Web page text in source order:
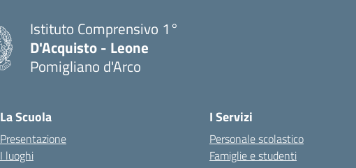
Istituto Comprensivo 1°
D'Acquisto - Leone
Pomigliano d'Arco
La Scuola
Presentazione
I luoghi
I Servizi
Personale scolastico
Famiglie e studenti